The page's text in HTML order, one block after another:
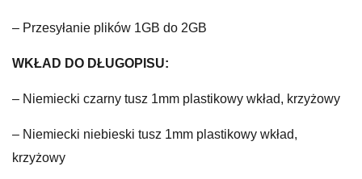
– Przesyłanie plików 1GB do 2GB
WKŁAD DO DŁUGOPISU:
– Niemiecki czarny tusz 1mm plastikowy wkład, krzyżowy
– Niemiecki niebieski tusz 1mm plastikowy wkład,
krzyżowy